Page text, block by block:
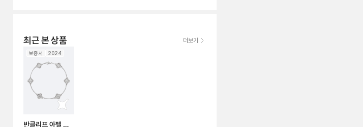
최근 본 상품 더보기
보증서 2024
반클리프 아펠 알